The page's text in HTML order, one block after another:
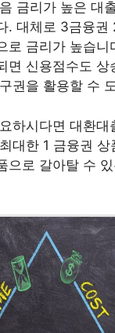
금리가 높은 대
. 대체로 3금융권
로 금리가 높습니
면 신용점수도 상
권을 활용할 수
하시다면 대환대
대한 1 금융권 상
으로 갈아탈 수